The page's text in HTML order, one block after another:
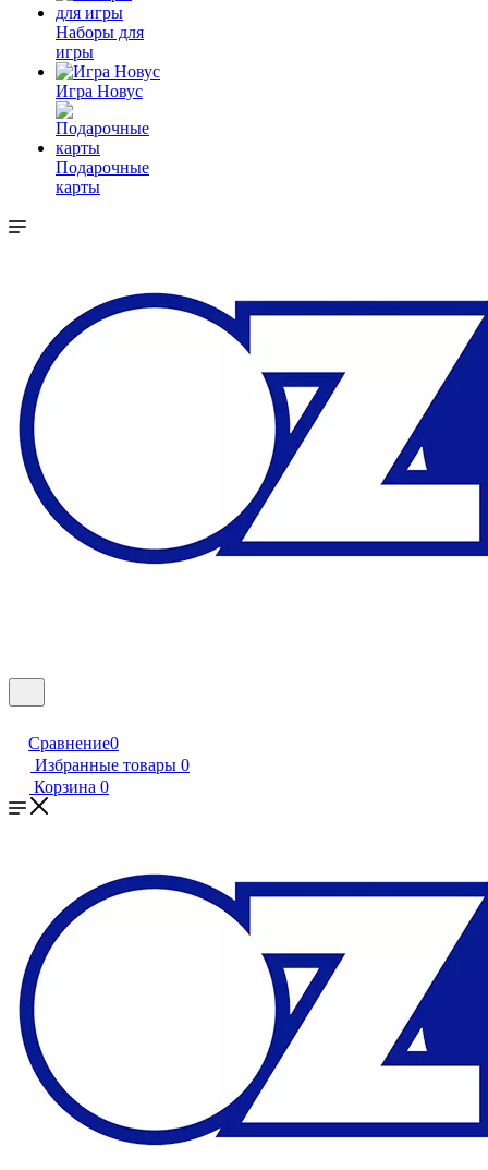
Наборы для
игры
Игра Новус
Подарочные
карты
Сравнение0
Избранные товары 0
Корзина 0